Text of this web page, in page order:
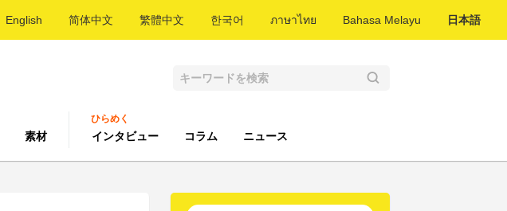
English 简体中文 繁體中文 한국어 ภาษาไทย Bahasa Melayu 日本語
素材
ひらめく
インタビュー コラム ニュース